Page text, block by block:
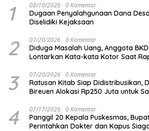
1 08/10/2026 0 Komentar
Dugaan Penyalahgunaan Dana
Diselidiki Kejaksaan
2 07/20/2026 0 Komentar
Diduga Masalah Uang, Anggota BKD
Lontarkan Kata-kata Kotor Saat
3 07/20/2026 0 Komentar
Ratusan Kitab Siap Didistribusikan,
Bireuen Alokasi Rp250 Juta untuk
4 07/17/2026 0 Komentar
Panggil 20 Kepala Puskesmas,
Perintahkan Dokter dan Kapus